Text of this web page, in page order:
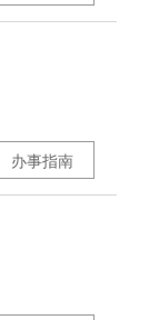
办事指南